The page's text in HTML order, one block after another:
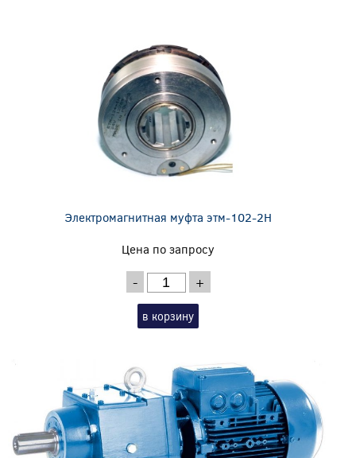
Электромагнитная муфта этм-102-2Н
Цена по запросу
- +
в корзину